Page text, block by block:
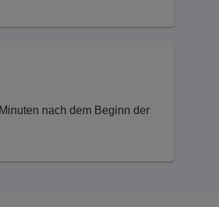
nach dem Beginn der